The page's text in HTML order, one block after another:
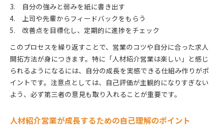
自分の強みと弱みを紙に書き出す
上司や先輩からフィードバックをもらう
改善点を目標化し、定期的に進捗をチェック
このプロセスを繰り返すことで、営業のコツや自分に合った求人
開拓方法が身につきます。特に「人材紹介営業は楽しい」と感じ
られるようになるには、自分の成長を実感できる仕組み作りがポ
イントです。注意点としては、自己評価が主観的になりすぎない
よう、必ず第三者の意見も取り入れることが重要です。
人材紹介営業が成長するための自己理解のポイント